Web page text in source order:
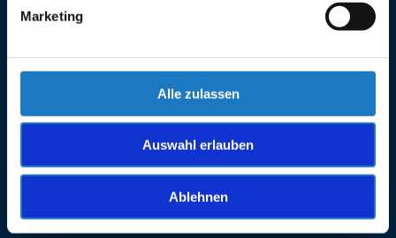
Marketing
Alle zulassen
Auswahl erlauben
Ablehnen
Telefon: +49 (0) 6441 - 671410
Telefax: +49 (0) 6441 - 6714129
© REEL Reinheimer Elektronik GmbH
Unsere Produkte
Tisch-, Scheiben- und Magnetmontage
Multiple input and output (MIMO)
Dachmontage